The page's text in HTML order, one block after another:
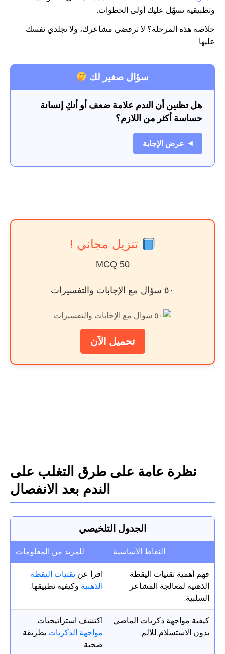
وتطبيقية تسهّل عليك أولى الخطوات.
خلاصة هذه المرحلة؟ لا ترفضي مشاعرك، ولا تجلدي نفسك
عليها.
سؤال صغير لك
هل تظنين أن الندم علامة ضعف أو أنكِ إنسانة
حساسة أكثر من اللازم؟
عرض الإجابة
تنزيل مجاني !
50 MCQ
٥٠ سؤال مع الإجابات والتفسيرات
تحميل الآن
نظرة عامة على طرق التغلب على
الندم بعد الانفصال
الجدول التلخيصي
النقاط الأساسية للمزيد من المعلومات
فهم أهمية تقنيات اليقظة
الذهنية لمعالجة المشاعر
السلبية.
اقرأ عن تقنيات اليقظة
الذهنية وكيفية تطبيقها.
كيفية مواجهة ذكريات الماضي
بدون الاستسلام للآلم.
اكتشف استراتيجيات
مواجهة الذكريات بطريقة
صحية.